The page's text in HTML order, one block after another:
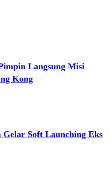
Langsung Misi
Kong
Gelar Soft Launching Eks